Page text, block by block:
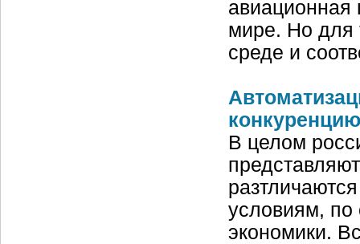
авиационная
мире. Но для
среде и
В целом
условиям, по
экономики.